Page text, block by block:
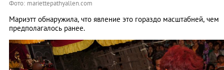
Фото: mariettepathyallen.com
Мариэтт обнаружила, что явление это гораздо масштабней, чем
предполагалось ранее.